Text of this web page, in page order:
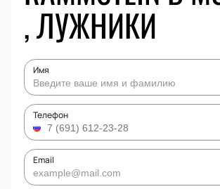
, ЛУЖНИКИ
Имя
Телефон
Email